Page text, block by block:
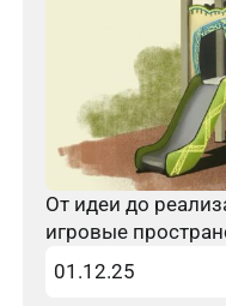
От идеи до
игровые
01.12.25